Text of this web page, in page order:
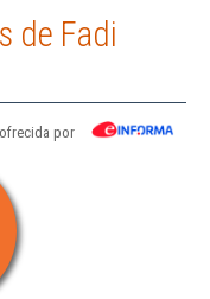
de Fadi
por